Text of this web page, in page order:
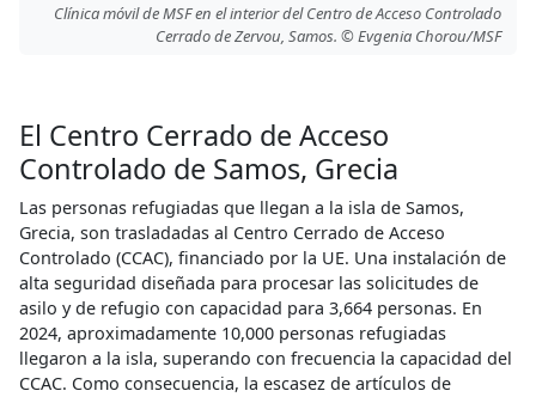
Clínica móvil de MSF en el interior del Centro de Acceso Controlado
Cerrado de Zervou, Samos. © Evgenia Chorou/MSF
El Centro Cerrado de Acceso
Controlado de Samos, Grecia
Las personas refugiadas que llegan a la isla de Samos,
Grecia, son trasladadas al Centro Cerrado de Acceso
Controlado (CCAC), financiado por la UE. Una instalación de
alta seguridad diseñada para procesar las solicitudes de
asilo y de refugio con capacidad para 3,664 personas. En
2024, aproximadamente 10,000 personas refugiadas
llegaron a la isla, superando con frecuencia la capacidad del
CCAC. Como consecuencia, la escasez de artículos de